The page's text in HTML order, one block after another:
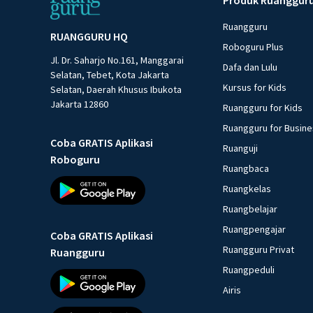
RUANGGURU HQ
Jl. Dr. Saharjo No.161, Manggarai
Selatan, Tebet, Kota Jakarta
Selatan, Daerah Khusus Ibukota
Jakarta 12860
Coba GRATIS Aplikasi
Roboguru
Coba GRATIS Aplikasi
Ruangguru
Ruangguru
Roboguru Plus
Dafa dan Lulu
Kursus for Kids
Ruangguru for Kids
Ruangguru for
Ruanguji
Ruangbaca
Ruangkelas
Ruangbelajar
Ruangpengajar
Ruangguru Privat
Ruangpeduli
Airis